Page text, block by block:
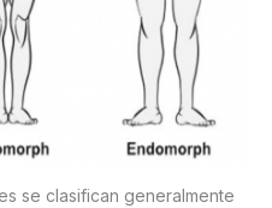
se clasifican generalmente